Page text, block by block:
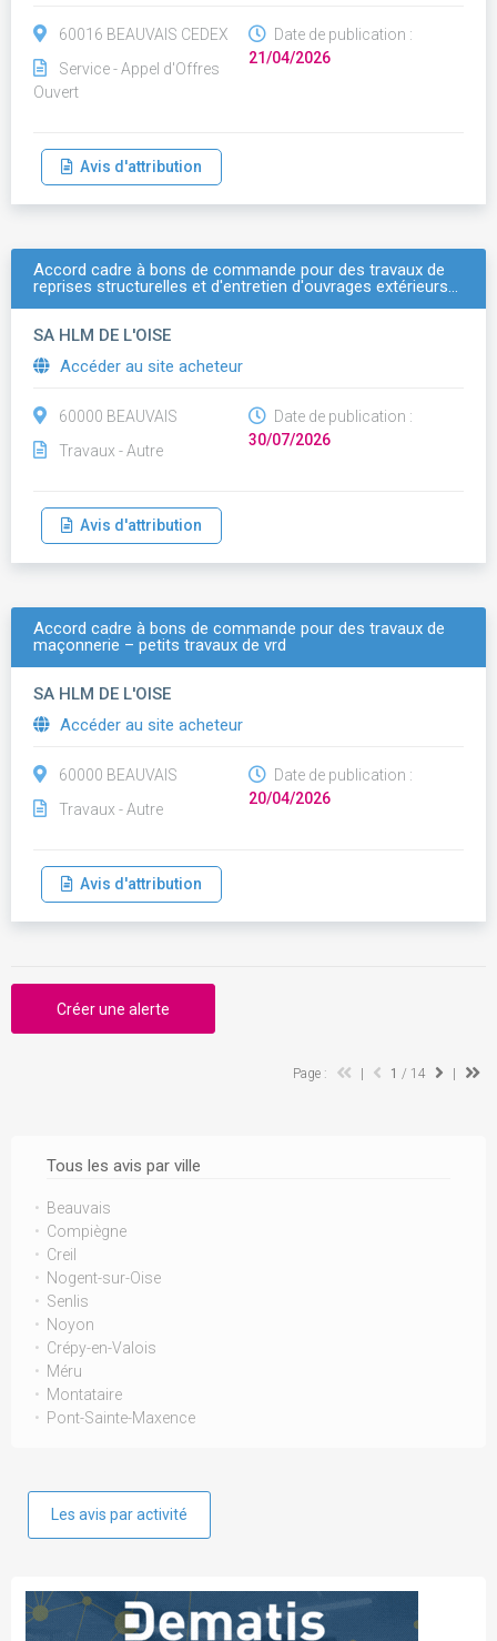
Tous les avis par ville
Beauvais
Compiègne
Creil
Nogent-sur-Oise
Senlis
Noyon
Crépy-en-Valois
Méru
Montataire
Pont-Sainte-Maxence
Les avis par activité
60016 BEAUVAIS CEDEX
Service - Appel d'Offres
Ouvert
Date de publication :
21/04/2026
Avis d'attribution
Accord cadre à bons de commande pour des travaux de
reprises structurelles et d'entretien d'ouvrages extérieurs…
SA HLM DE L'OISE
Accéder au site acheteur
60000 BEAUVAIS
Travaux - Autre
Date de publication :
30/07/2026
Avis d'attribution
Accord cadre à bons de commande pour des travaux de
maçonnerie – petits travaux de vrd
SA HLM DE L'OISE
Accéder au site acheteur
60000 BEAUVAIS
Travaux - Autre
Date de publication :
20/04/2026
Avis d'attribution
Créer une alerte
Page : 1 / 14